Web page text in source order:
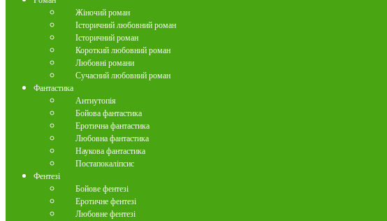
Жіночий роман
Історичний любовний роман
Історичний роман
Короткий любовний роман
Любовні романи
Сучасний любовний роман
Фантастика
Антиутопія
Бойова фантастика
Еротична фантастика
Любовна фантастика
Наукова фантастика
Постапокаліпсис
Фентезі
Бойове фентезі
Еротичне фентезі
Любовне фентезі